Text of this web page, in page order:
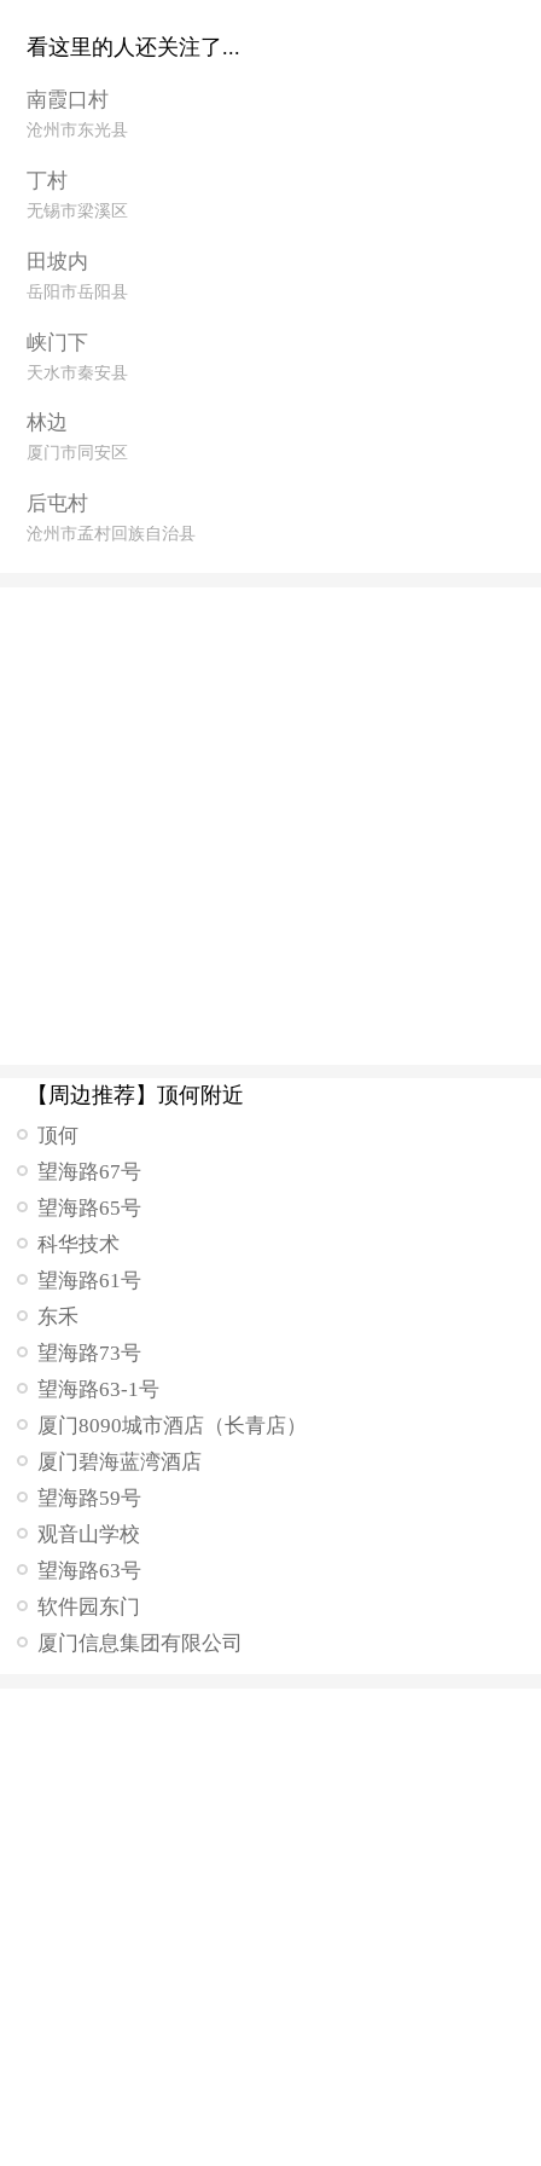
看这里的人还关注了...
南霞口村
沧州市东光县
丁村
无锡市梁溪区
田坡内
岳阳市岳阳县
峡门下
天水市秦安县
林边
厦门市同安区
后屯村
沧州市孟村回族自治县
【周边推荐】顶何附近
顶何
望海路67号
望海路65号
科华技术
望海路61号
东禾
望海路73号
望海路63-1号
厦门8090城市酒店（长青店）
厦门碧海蓝湾酒店
望海路59号
观音山学校
望海路63号
软件园东门
厦门信息集团有限公司